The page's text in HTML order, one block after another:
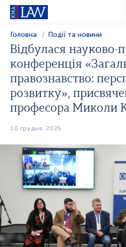
Головна Події та новини
Відбулася науково-
конференція
правознавство:
розвитку»,
професора Миколи
10 грудня, 2025